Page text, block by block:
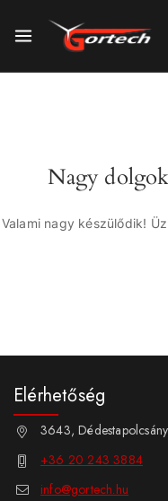
Nagy
Valami nagy készülődik!
Elérhetőség
3643,
+36 20 243 3884
info@gortech.hu